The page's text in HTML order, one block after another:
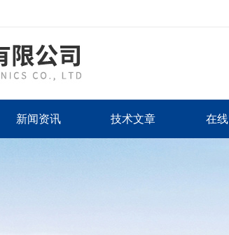
新闻资讯 技术文章 在